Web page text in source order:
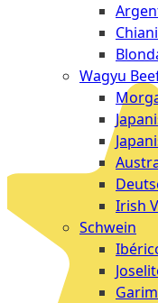
Wagyu
Irish
Schwein